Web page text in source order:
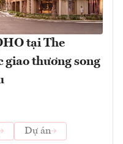
tại The
giao thương song
Dự án